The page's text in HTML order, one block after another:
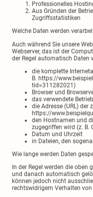
Professionelles
Aus Gründen der
Zugriffsstatistiken
Welche Daten werden
Auch während Sie unsere
Webserver, das ist der
der Regel automatisch Daten
die komplette
B. https://
tid=311282021)
Browser und
das verwendete
die Adresse (URL) der
https://
den Hostnamen und
zugegriffen wird (z. B.
Datum und Uhrzeit
in Dateien, den
Wie lange werden Daten
In der Regel werden die oben
und danach automatisch
können jedoch nicht
rechtswidrigem Verhalten von